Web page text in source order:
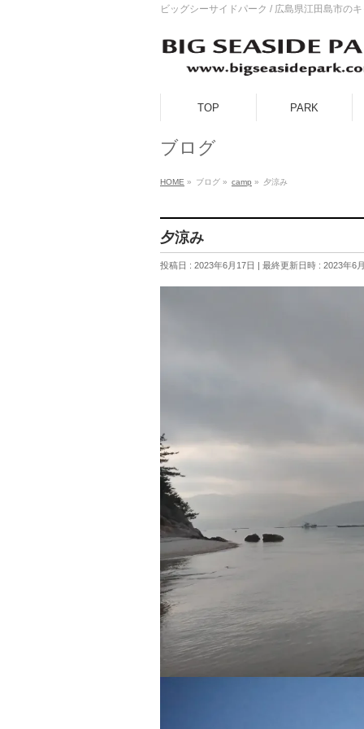
ビッグシーサイドパーク / 広島県江田島市の
TOP PARK
ブログ
HOME » ブログ » camp » 夕涼み
夕涼み
投稿日 : 2023年6月17日 最終更新日時 : 2023年6